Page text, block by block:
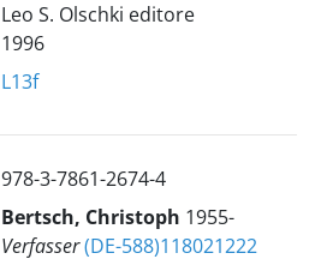
Leo S. Olschki editore
1996
L13f
978-3-7861-2674-4
Bertsch, Christoph 1955-
Verfasser(DE-588)118021222